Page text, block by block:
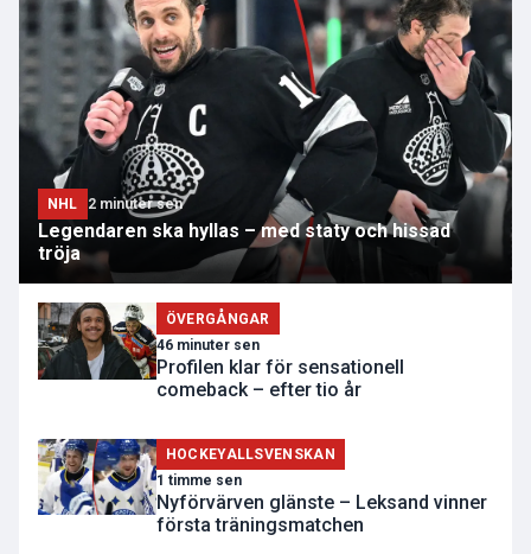
NHL 2 minuter sen
Legendaren ska hyllas – med staty och hissad
tröja
ÖVERGÅNGAR
46 minuter sen
Profilen klar för sensationell
comeback – efter tio år
HOCKEYALLSVENSKAN
1 timme sen
Nyförvärven glänste – Leksand vinner
första träningsmatchen